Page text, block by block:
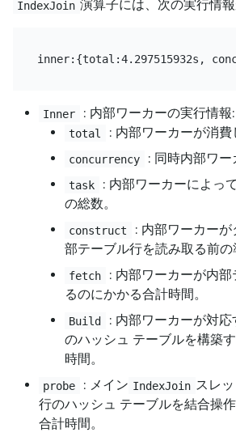
IndexJoin 演算子には、次の実行情報
Inner : 内部ワーカーの実行情報:
total : 内部ワーカーが消費
concurrency : 同時内部ワー
task
: 内部ワーカーによっ
の総数。
construct
: 内部ワーカー
部テーブル行を読み取る前の
fetch
: 内部ワーカーが内
るのにかかる合計時間。
Build
: 内部ワーカーが対
のハッシュ テーブルを構築
時間。
probe : メイン IndexJoin スレ
行のハッシュ テーブルを結合操
合計時間。